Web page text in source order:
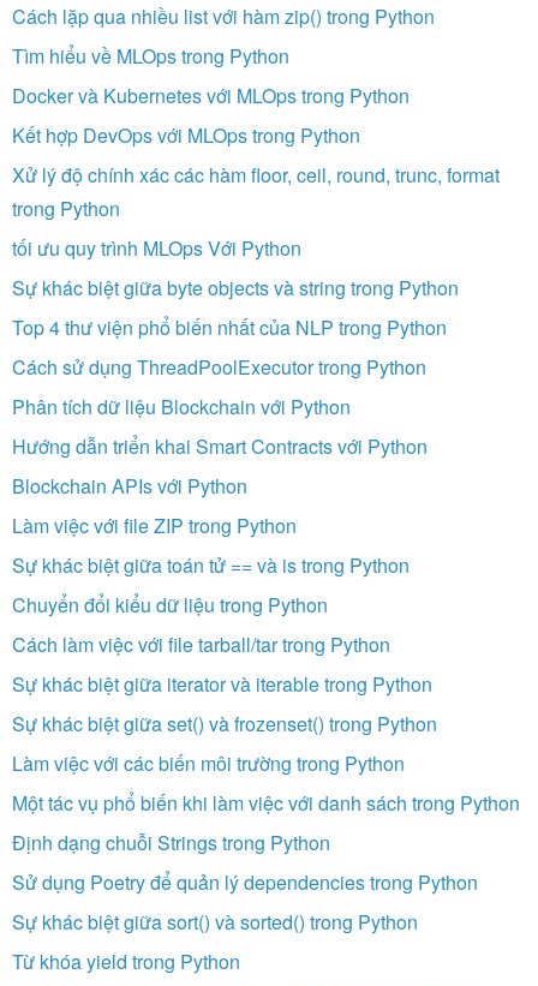
Cách lặp qua nhiều list với hàm zip() trong Python
Tìm hiểu về MLOps trong Python
Docker và Kubernetes với MLOps trong Python
Kết hợp DevOps với MLOps trong Python
Xử lý độ chính xác các hàm floor, ceil, round, trunc, format
trong Python
tối ưu quy trình MLOps Với Python
Sự khác biệt giữa byte objects và string trong Python
Top 4 thư viện phổ biến nhất của NLP trong Python
Cách sử dụng ThreadPoolExecutor trong Python
Phân tích dữ liệu Blockchain với Python
Hướng dẫn triển khai Smart Contracts với Python
Blockchain APIs với Python
Làm việc với file ZIP trong Python
Sự khác biệt giữa toán tử == và is trong Python
Chuyển đổi kiểu dữ liệu trong Python
Cách làm việc với file tarball/tar trong Python
Sự khác biệt giữa iterator và iterable trong Python
Sự khác biệt giữa set() và frozenset() trong Python
Làm việc với các biến môi trường trong Python
Một tác vụ phổ biến khi làm việc với danh sách trong Python
Định dạng chuỗi Strings trong Python
Sử dụng Poetry để quản lý dependencies trong Python
Sự khác biệt giữa sort() và sorted() trong Python
Từ khóa yield trong Python